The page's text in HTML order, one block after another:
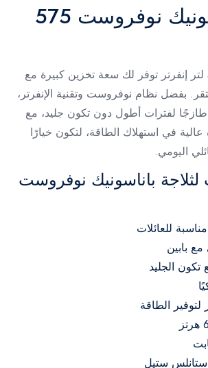
ثلاجة باناسونيك نوفروست 575
ثلاجة باناسونيك 575 لتر إنفرتر توفر لك سعة تخزين كبيرة مع
بفضل نظام نوفروست وتقنية الإنفرتر،
لفترات أطول دون تكون جليد، مع
في استهلاك الطاقة، لتكون خيارًا
اليومي.
لثلاجة باناسونيك نوفروست
بابين
الجليد
لتوفير الطاقة
ستيل